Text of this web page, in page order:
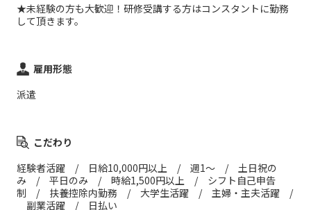
★未経験の方も大歓迎！研修受講する方はコンスタントに勤務
して頂きます。
雇用形態
派遣
こだわり
経験者活躍 / 日給10,000円以上 / 週1～ / 土日祝の
み / 平日のみ / 時給1,500円以上 / シフト自己申告
制 / 扶養控除内勤務 / 大学生活躍 / 主婦・主夫活躍 /
副業活躍 / 日払い